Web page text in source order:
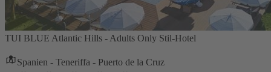
TUI BLUE Atlantic Hills - Adults Only Stil-Hotel
Spanien - Teneriffa - Puerto de la Cruz